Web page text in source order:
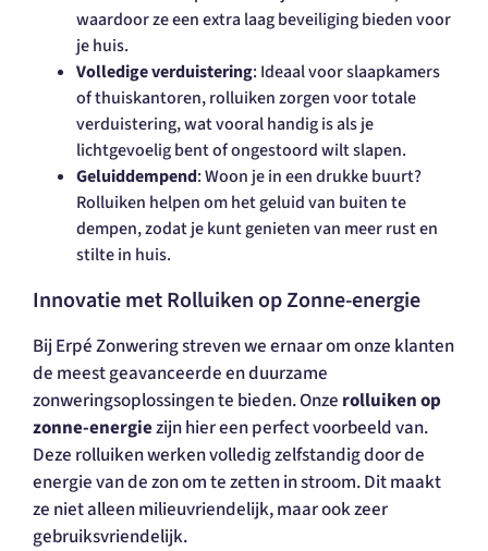
waardoor ze een extra laag beveiliging bieden voor
je huis.
Volledige verduistering: Ideaal voor slaapkamers
of thuiskantoren, rolluiken zorgen voor totale
verduistering, wat vooral handig is als je
lichtgevoelig bent of ongestoord wilt slapen.
Geluiddempend: Woon je in een drukke buurt?
Rolluiken helpen om het geluid van buiten te
dempen, zodat je kunt genieten van meer rust en
stilte in huis.
Innovatie met Rolluiken op Zonne-energie
Bij Erpé Zonwering streven we ernaar om onze klanten
de meest geavanceerde en duurzame
zonweringsoplossingen te bieden. Onze rolluiken op
zonne-energiezijn hier een perfect voorbeeld van.
Deze rolluiken werken volledig zelfstandig door de
energie van de zon om te zetten in stroom. Dit maakt
ze niet alleen milieuvriendelijk, maar ook zeer
gebruiksvriendelijk.